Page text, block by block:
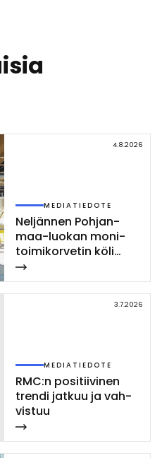
4.8.2026
MEDIATIEDOTE
Nel­jän­nen Poh­jan­
maa-luo­kan mo­ni­
toi­mi­kor­ve­tin kö­li
las­ket­tiin Rau­mal­la
3.7.2026
MEDIATIEDOTE
RMC:n po­si­tii­vi­nen
tren­di jat­kuu ja vah­
vis­tuu